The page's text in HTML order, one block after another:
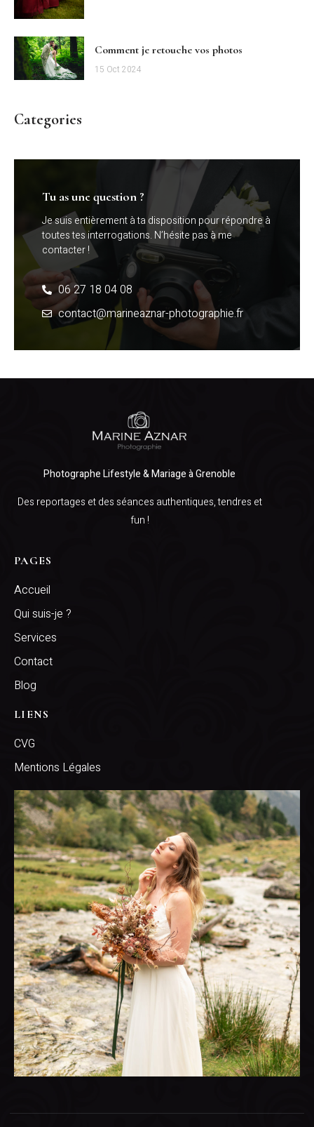
Comment je retouche vos photos
15 Oct 2024
Categories
Tu as une question ?
Je suis entièrement à ta disposition pour répondre à
toutes tes interrogations. N’hésite pas à me
contacter !
06 27 18 04 08
contact@marineaznar-photographie.fr
Photographe Lifestyle & Mariage à Grenoble
Des reportages et des séances authentiques, tendres et
fun !
PAGES
Accueil
Qui suis-je ?
Services
Contact
Blog
LIENS
CVG
Mentions Légales